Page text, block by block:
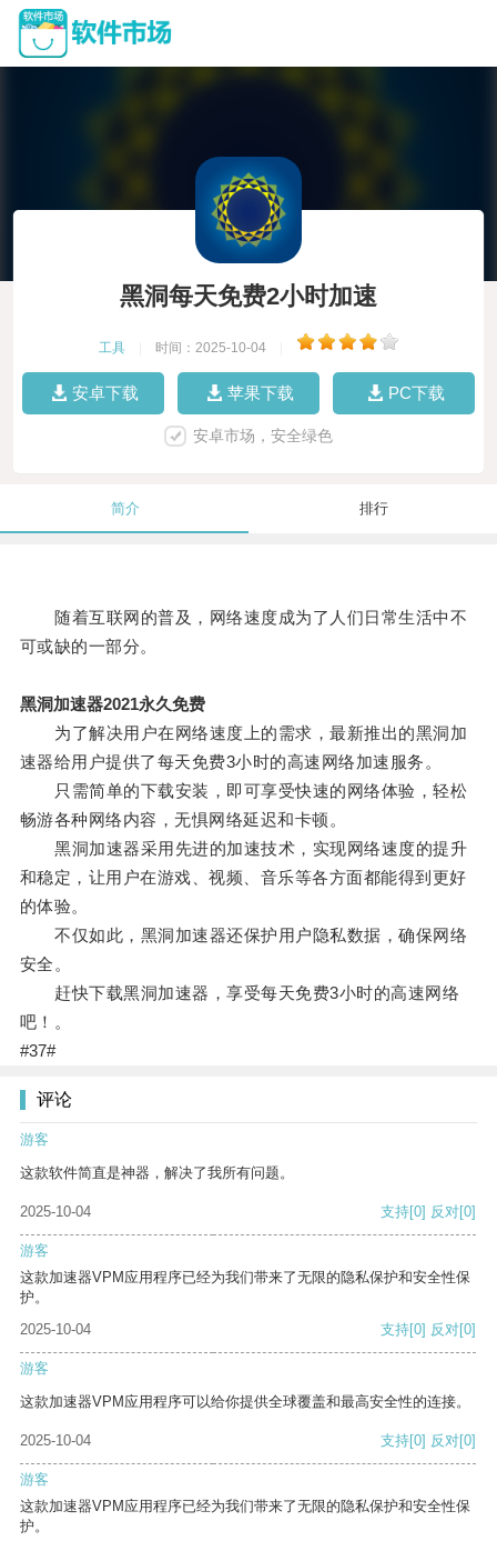
黑洞每天免费2小时加速
工具 时间：2025-10-04
安卓下载 苹果下载 PC下载
安卓市场，安全绿色
简介 排行
随着互联网的普及，网络速度成为了人们日常生活中不
可或缺的一部分。
黑洞加速器2021永久免费
为了解决用户在网络速度上的需求，最新推出的黑洞加
速器给用户提供了每天免费3小时的高速网络加速服务。
只需简单的下载安装，即可享受快速的网络体验，轻松
畅游各种网络内容，无惧网络延迟和卡顿。
黑洞加速器采用先进的加速技术，实现网络速度的提升
和稳定，让用户在游戏、视频、音乐等各方面都能得到更好
的体验。
不仅如此，黑洞加速器还保护用户隐私数据，确保网络
安全。
赶快下载黑洞加速器，享受每天免费3小时的高速网络
吧！。
#37#
评论
游客
这款软件简直是神器，解决了我所有问题。
2025-10-04 支持[0] 反对[0]
游客
这款加速器VPM应用程序已经为我们带来了无限的隐私保护和安全性保
护。
2025-10-04
支持[0] 反对[0]
游客
这款加速器VPM应用程序可以给你提供全球覆盖和最高安全性的连接。
2025-10-04 支持[0] 反对[0]
游客
这款加速器VPM应用程序已经为我们带来了无限的隐私保护和安全性保
护。